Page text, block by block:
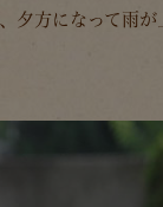
夕方になって雨が